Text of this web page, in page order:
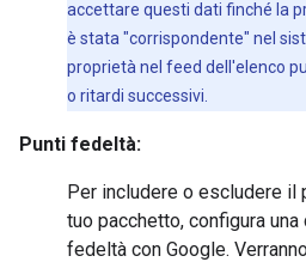
accettare questi dati finché la
è stata "corrispondente" nel
proprietà nel feed dell'elenco
o ritardi successivi.
Punti fedeltà:
Per includere o escludere il
tuo pacchetto, configura
fedeltà con Google.